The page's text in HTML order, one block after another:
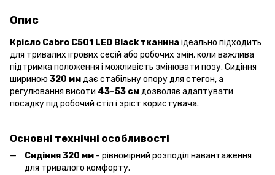
Опис
Крісло Cabro C501 LED Black тканина ідеально підходить
для тривалих ігрових сесій або робочих змін, коли важлива
підтримка положення і можливість змінювати позу. Сидіння
шириною 320 ммдає стабільну опору для стегон, а
регулювання висоти 43–53 смдозволяє адаптувати
посадку під робочий стіл і зріст користувача.
Основні технічні особливості
Сидіння 320 мм - рівномірний розподіл навантаження
для тривалого комфорту.